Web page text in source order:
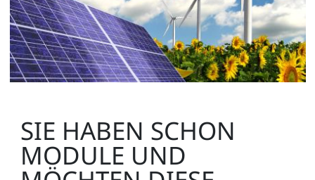
SIE HABEN SCHON
MODULE UND